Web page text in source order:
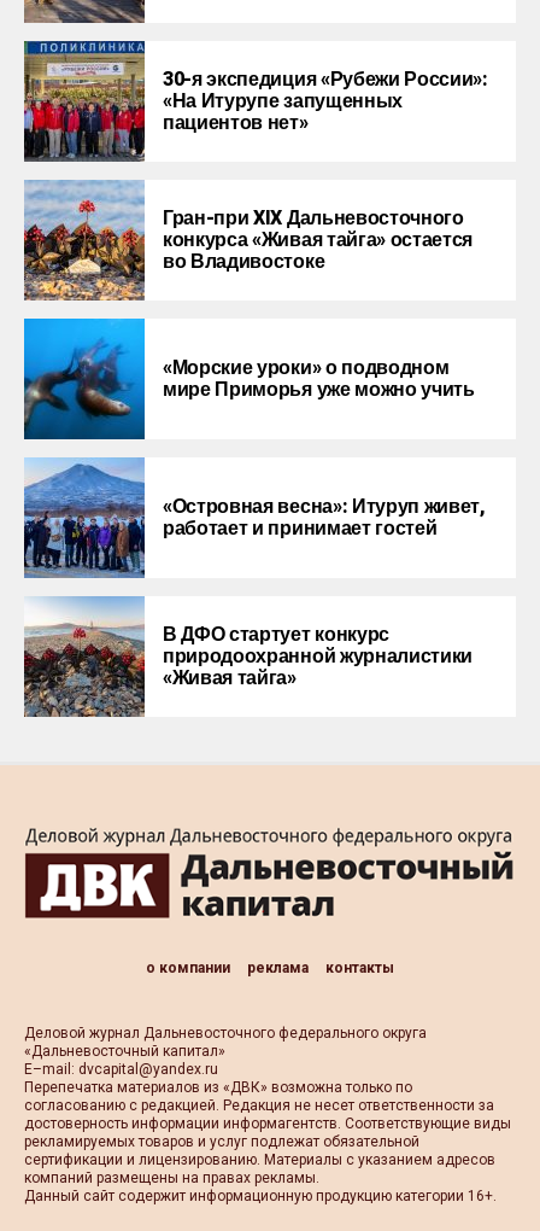
30-я экспедиция «Рубежи России»:
«На Итурупе запущенных
пациентов нет»
Гран-при XIX Дальневосточного
конкурса «Живая тайга» остается
во Владивостоке
«Морские уроки» о подводном
мире Приморья уже можно учить
«Островная весна»: Итуруп живет,
работает и принимает гостей
В ДФО стартует конкурс
природоохранной журналистики
«Живая тайга»
о компании реклама контакты
Деловой журнал Дальневосточного федерального округа
«Дальневосточный капитал»
Е–mail: dvcapital@yandex.ru
Перепечатка материалов из «ДВК» возможна только по
согласованию с редакцией. Редакция не несет ответственности за
достоверность информации информагентств. Соответствующие виды
рекламируемых товаров и услуг подлежат обязательной
сертификации и лицензированию. Материалы с указанием адресов
компаний размещены на правах рекламы.
Данный сайт содержит информационную продукцию категории 16+.